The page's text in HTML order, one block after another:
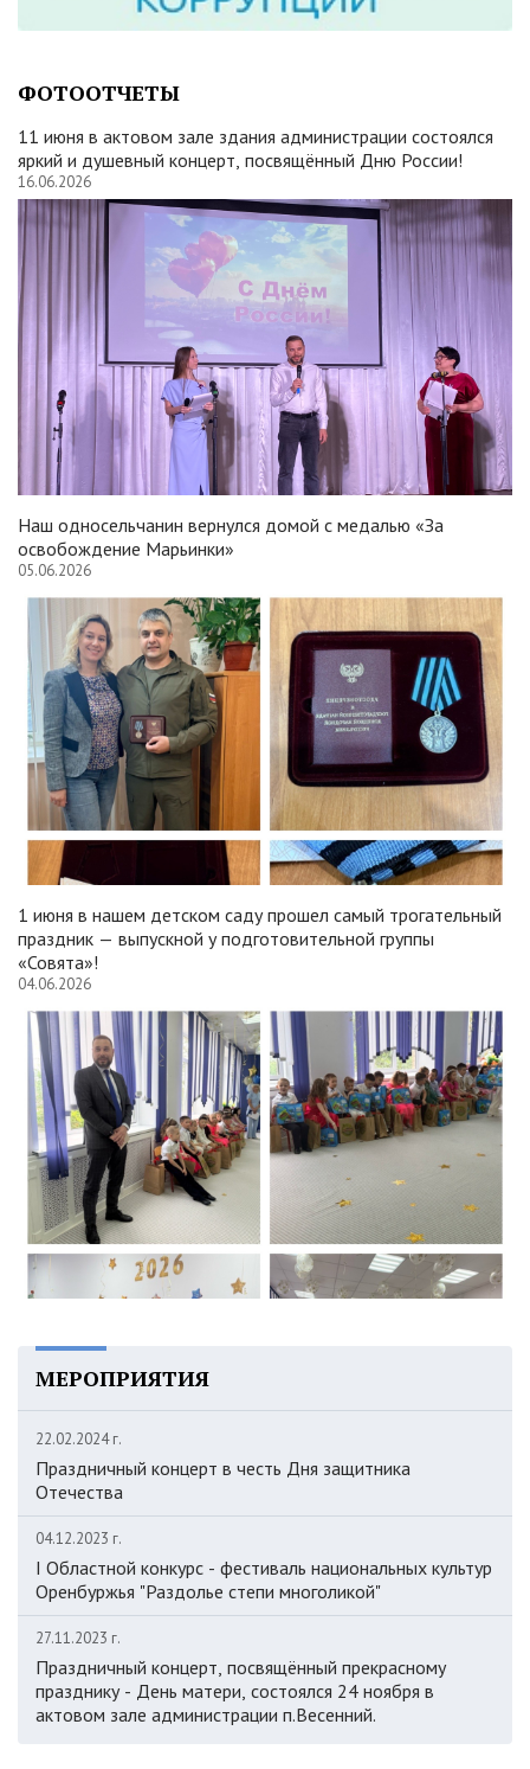
ФОТООТЧЕТЫ
11 июня в актовом зале здания администрации состоялся
яркий и душевный концерт, посвящённый Дню России!
16.06.2026
Наш односельчанин вернулся домой с медалью «За
освобождение Марьинки»
05.06.2026
1 июня в нашем детском саду прошел самый трогательный
праздник — выпускной у подготовительной группы
«Совята»!
04.06.2026
МЕРОПРИЯТИЯ
22.02.2024 г.
Праздничный концерт в честь Дня защитника
Отечества
04.12.2023 г.
I Областной конкурс - фестиваль национальных культур
Оренбуржья "Раздолье степи многоликой"
27.11.2023 г.
Праздничный концерт, посвящённый прекрасному
празднику - День матери, состоялся 24 ноября в
актовом зале администрации п.Весенний.